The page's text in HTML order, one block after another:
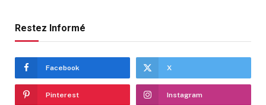
Restez Informé
Facebook X
Pinterest Instagram